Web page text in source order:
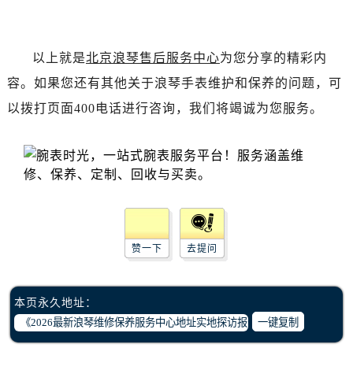
甘肃省嘉峪关市雄关区新华中路浪琴售后服务中心（需提前预约）
甘肃省金昌市金川区北京路浪琴售后服务中心（需提前预约）
甘肃省酒泉市肃州区西大街浪琴售后服务中心（需提前预约）
宁夏回族自治区固原市原州区文化街浪琴售后服务中心（需提前预约）
以上就是北京浪琴售后服务中心为您分享的精彩内
容。如果您还有其他关于浪琴手表维护和保养的问题，可
以拨打页面400电话进行咨询，我们将竭诚为您服务。
赞一下 去提问
本页永久地址：
一键复制